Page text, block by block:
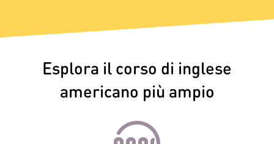
Esplora il corso di inglese
americano più ampio